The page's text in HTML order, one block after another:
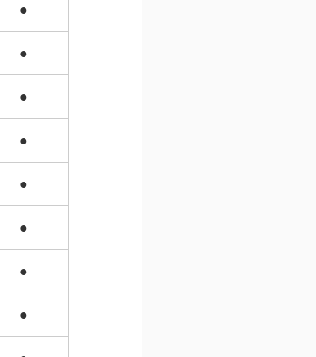
●
●
●
●
●
●
●
●